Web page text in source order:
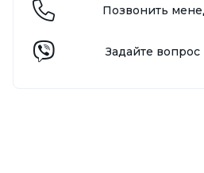
Позвонить
Задайте вопрос